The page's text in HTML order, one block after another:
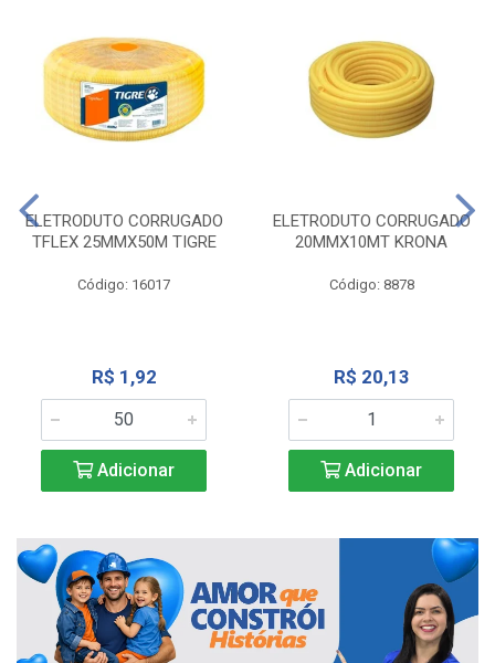
ELETRODUTO CORRUGADO
TFLEX 25MMX50M TIGRE
Código: 16017
R$ 1,92
Adicionar
ELETRODUTO CORRUGADO
20MMX10MT KRONA
Código: 8878
R$ 20,13
Adicionar